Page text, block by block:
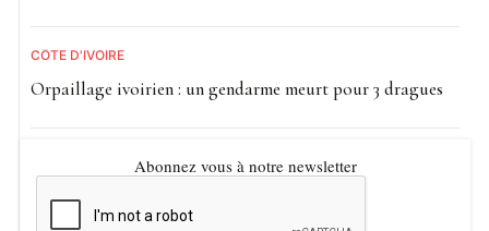
CÔTE D'IVOIRE
Orpaillage ivoirien : un gendarme meurt pour 3 dragues
Abonnez vous à notre newsletter